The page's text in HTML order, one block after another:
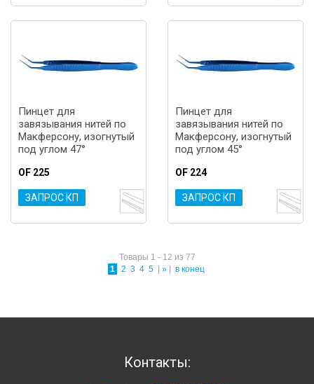
Пинцет для
завязывания нитей по
Макферсону, изогнутый
под углом 47°
OF 225
ЗАПРОС КП
Пинцет для
завязывания нитей по
Макферсону, изогнутый
под углом 45°
OF 224
ЗАПРОС КП
Товары 1 - 12 из 77
1
2 3 4 5| »| в конец
Контакты: